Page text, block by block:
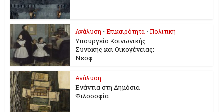
Ανάλυση • Επικαιρότητα • Πολιτική
Υπουργείο Κοινωνικής
Συνοχής και Οικογένειας:
Νεοφ
Ανάλυση
Ενάντια στη Δημόσια
Φιλοσοφία